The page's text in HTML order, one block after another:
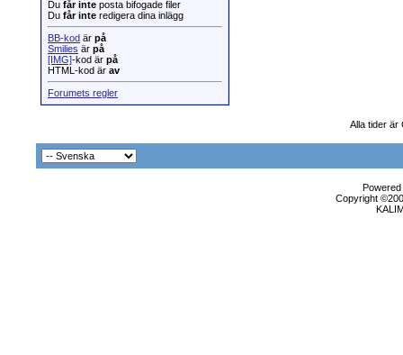
Du får inte posta bifogade filer
Du får inte redigera dina inlägg
BB-kod är på
Smilies är på
[IMG]-kod är på
HTML-kod är av
Forumets regler
Alla tider är
Copyright